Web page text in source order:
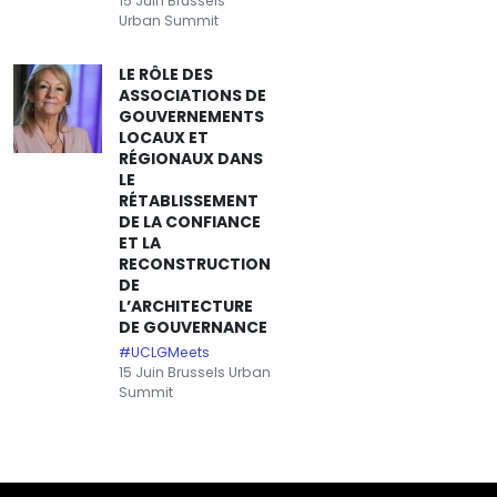
Urban Summit
LE RÔLE DES
ASSOCIATIONS DE
GOUVERNEMENTS
LOCAUX ET
RÉGIONAUX DANS
LE
RÉTABLISSEMENT
DE LA CONFIANCE
ET LA
RECONSTRUCTION
DE
L’ARCHITECTURE
DE GOUVERNANCE
#UCLGMeets
15 Juin Brussels Urban
Summit